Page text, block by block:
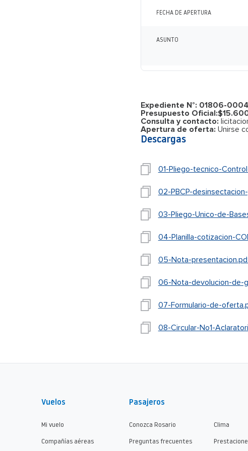
FECHA DE APERTURA
ASUNTO
Expediente N°: 01806-
Presupuesto
Consulta y contacto:
Apertura de oferta: Unirse
Descargas
01-Pliego-tecnico-
02-PBCP-
03-Pliego-Unico-de-
04-Planilla-cotizacion-
05-Nota-
06-Nota-devolucion-de-
07-Formulario-de-
08-Circular-No1-
Vuelos
Mi vuelo
Compañías aéreas
Pasajeros
Conozca Rosario Clima
Preguntas frecuentes